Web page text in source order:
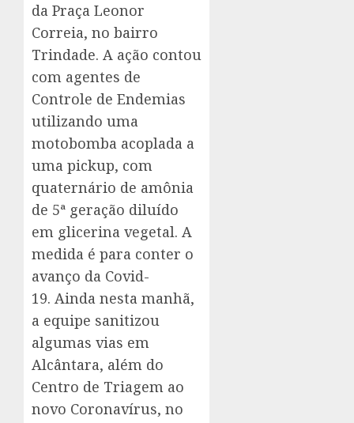
da Praça Leonor
Correia, no bairro
Trindade. A ação contou
com agentes de
Controle de Endemias
utilizando uma
motobomba acoplada a
uma pickup, com
quaternário de amônia
de 5ª geração diluído
em glicerina vegetal. A
medida é para conter o
avanço da Covid-
19. Ainda nesta manhã,
a equipe sanitizou
algumas vias em
Alcântara, além do
Centro de Triagem ao
novo Coronavírus, no